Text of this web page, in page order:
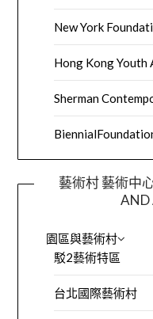
New York
Hong Kong Youth
Sherman
藝術村 藝術中
AND
園區與藝術村
駁2藝術特區
台北國際藝術村